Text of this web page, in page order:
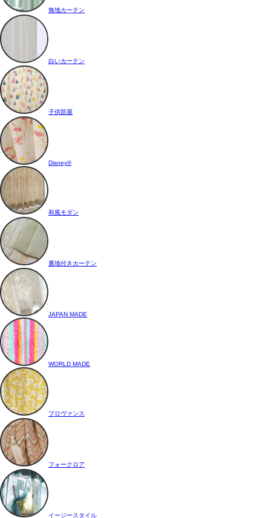
無地カーテン
白いカーテン
子供部屋
Disney®
和風モダン
裏地付きカーテン
JAPAN MADE
WORLD MADE
プロヴァンス
フォークロア
イージースタイル